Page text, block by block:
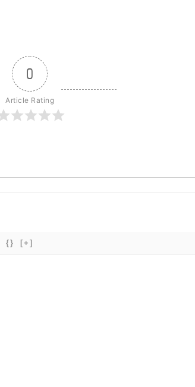
0
Article Rating
{} [+]